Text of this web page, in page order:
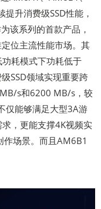
升消费级SSD性能，
该系列的首款产品，
位主流性能市场。其
耗模式下功耗低于
SSD领域实现重要跨
s和6200 MB/s，较
仅能够满足大型3A游
，更能支撑4K视频实
作场景。而且AM6B1